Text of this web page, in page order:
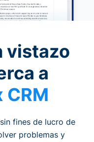
vistazo
a
CRM
fines de lucro de
problemas y